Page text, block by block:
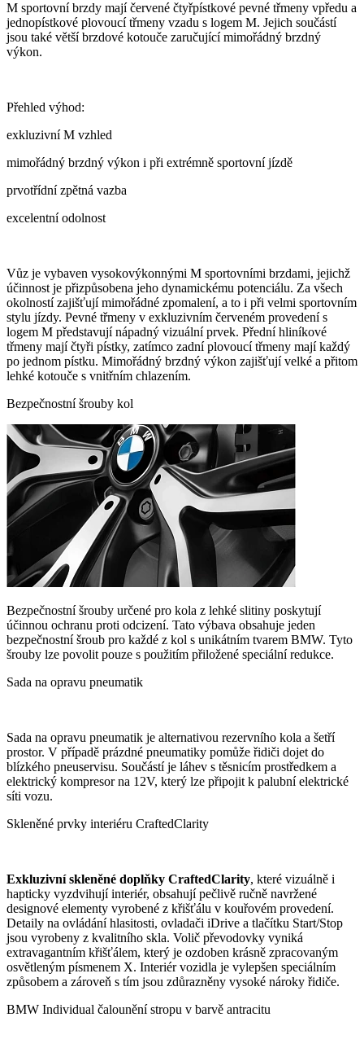
M sportovní brzdy mají červené čtyřpístkové pevné třmeny vpředu a
jednopístkové plovoucí třmeny vzadu s logem M. Jejich součástí
jsou také větší brzdové kotouče zaručující mimořádný brzdný
výkon.
Přehled výhod:
exkluzivní M vzhled
mimořádný brzdný výkon i při extrémně sportovní jízdě
prvotřídní zpětná vazba
excelentní odolnost
Vůz je vybaven vysokovýkonnými M sportovními brzdami, jejichž
účinnost je přizpůsobena jeho dynamickému potenciálu. Za všech
okolností zajišťují mimořádné zpomalení, a to i při velmi sportovním
stylu jízdy. Pevné třmeny v exkluzivním červeném provedení s
logem M představují nápadný vizuální prvek. Přední hliníkové
třmeny mají čtyři pístky, zatímco zadní plovoucí třmeny mají každý
po jednom pístku. Mimořádný brzdný výkon zajišťují velké a přitom
lehké kotouče s vnitřním chlazením.
Bezpečnostní šrouby kol
Bezpečnostní šrouby určené pro kola z lehké slitiny poskytují
účinnou ochranu proti odcizení. Tato výbava obsahuje jeden
bezpečnostní šroub pro každé z kol s unikátním tvarem BMW. Tyto
šrouby lze povolit pouze s použitím přiložené speciální redukce.
Sada na opravu pneumatik
Sada na opravu pneumatik je alternativou rezervního kola a šetří
prostor. V případě prázdné pneumatiky pomůže řidiči dojet do
blízkého pneuservisu. Součástí je láhev s těsnicím prostředkem a
elektrický kompresor na 12V, který lze připojit k palubní elektrické
síti vozu.
Skleněné prvky interiéru CraftedClarity
Exkluzivní skleněné doplňky CraftedClarity, které vizuálně i
hapticky vyzdvihují interiér, obsahují pečlivě ručně navržené
designové elementy vyrobené z křišťálu v kouřovém provedení.
Detaily na ovládání hlasitosti, ovladači iDrive a tlačítku Start/Stop
jsou vyrobeny z kvalitního skla. Volič převodovky vyniká
extravagantním křišťálem, který je ozdoben krásně zpracovaným
osvětleným písmenem X. Interiér vozidla je vylepšen speciálním
způsobem a zároveň s tím jsou zdůrazněny vysoké nároky řidiče.
BMW Individual čalounění stropu v barvě antracitu